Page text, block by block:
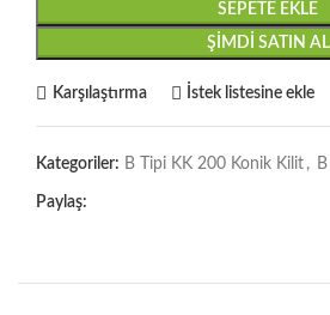
SEPETE EKLE
ŞIMDI SATIN AL
Karşılaştırma İstek listesine ekle
Kategoriler: B Tipi KK 200 Konik Kilit ,
Paylaş: